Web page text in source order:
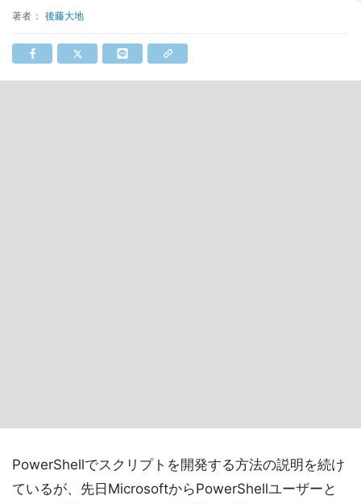
著者： 後藤大地
PowerShellでスクリプトを開発する方法の説明を続け
ているが、先日MicrosoftからPowerShellユーザーと